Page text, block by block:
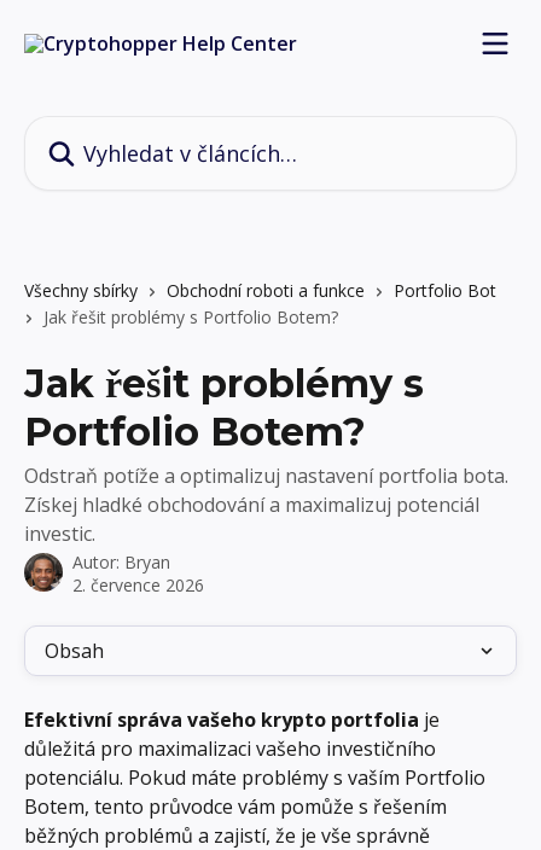
Všechny sbírky Obchodní roboti a funkce
Portfolio Bot
Jak řešit problémy s Portfolio Botem?
Jak řešit problémy s
Portfolio Botem?
Odstraň potíže a optimalizuj nastavení portfolia bota.
Získej hladké obchodování a maximalizuj potenciál
investic.
Autor: Bryan
2. července 2026
Obsah
Efektivní správa vašeho krypto portfolia je
důležitá pro maximalizaci vašeho investičního
potenciálu. Pokud máte problémy s vaším Portfolio
Botem, tento průvodce vám pomůže s řešením
běžných problémů a zajistí, že je vše správně